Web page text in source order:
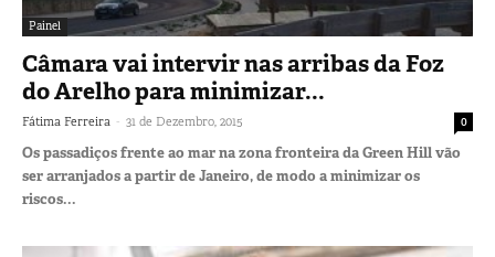
Painel
Câmara vai intervir nas arribas da Foz
do Arelho para minimizar...
Fátima Ferreira - 31 de Dezembro, 2015 0
Os passadiços frente ao mar na zona fronteira da Green Hill vão
ser arranjados a partir de Janeiro, de modo a minimizar os
riscos...